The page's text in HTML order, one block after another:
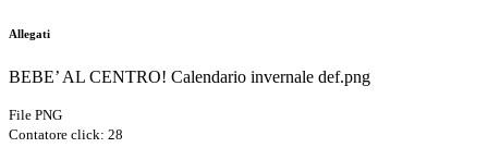
Allegati
BEBE’ AL CENTRO! Calendario invernale def.png
File PNG
Contatore click: 28